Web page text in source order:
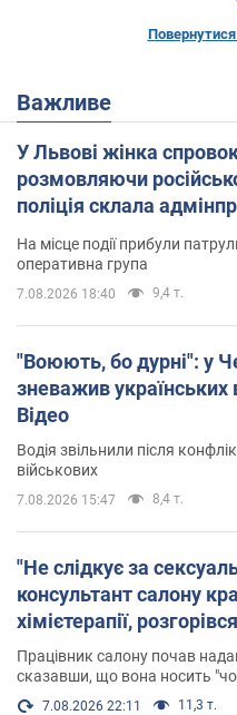
Повернутися
Важливе
У Львові жінка
розмовляючи
поліція склала
На місце події прибули
оперативна група
7.08.2026 18:40 9,4 т.
"Воюють, бо дурні": у
зневажив українських
Відео
Водія звільнили після
військових
7.08.2026 15:47 8,4 т.
"Не слідкує за
консультант салону
хімієтерапії,
Працівник салону почав
сказавши, що вона носить
7.08.2026 22:11 11,3 т.